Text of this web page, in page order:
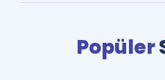
Popüler